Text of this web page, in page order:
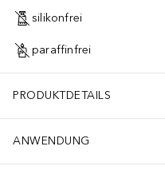
silikonfrei
paraffinfrei
PRODUKTDETAILS
ANWENDUNG